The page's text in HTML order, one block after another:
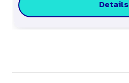
Details